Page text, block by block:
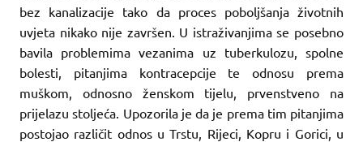
bez kanalizacije tako da proces poboljšanja životnih
uvjeta nikako nije završen. U istraživanjima se posebno
bavila problemima vezanima uz tuberkulozu, spolne
bolesti, pitanjima kontracepcije te odnosu prema
muškom, odnosno ženskom tijelu, prvenstveno na
prijelazu stoljeća. Upozorila je da je prema tim pitanjima
postojao različit odnos u Trstu, Rijeci, Kopru i Gorici, u